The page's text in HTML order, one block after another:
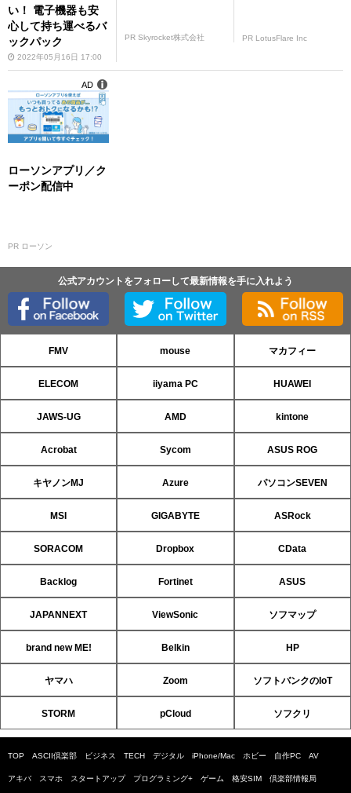
い！ 電子機器も安
心して持ち運べるバ
ックパック
2022年05月16日 17:00
PR Skyrocket株式会社 PR LotusFlare Inc
ローソンアプリ／ク
ーポン配信中
PR ローソン
AD
公式アカウントをフォローして最新情報を手に入れよう
FMV mouse マカフィー
ELECOM iiyama PC HUAWEI
JAWS-UG AMD kintone
Acrobat Sycom ASUS ROG
キヤノンMJ Azure パソコンSEVEN
MSI GIGABYTE ASRock
SORACOM Dropbox CData
Backlog Fortinet ASUS
JAPANNEXT ViewSonic ソフマップ
brand new ME! Belkin HP
ヤマハ Zoom ソフトバンクのIoT
STORM pCloud ソフクリ
TOP ASCII倶楽部 ビジネス TECH デジタル iPhone/Mac ホビー 自作PC AV
アキバ スマホ スタートアップ プログラミング+ ゲーム 格安SIM 倶楽部情報局